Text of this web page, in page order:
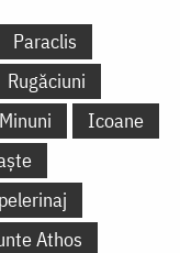
Paraclis
Rugăciuni
Minuni
Icoane
Athos